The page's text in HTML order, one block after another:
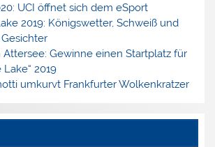
UCI öffnet sich dem eSport
2019: Königswetter, Schweiß und
Attersee: Gewinne einen Startplatz für
2019
umkurvt Frankfurter Wolkenkratzer